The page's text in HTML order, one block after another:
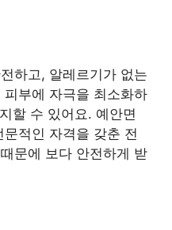
하고, 알레르기가 없는
부에 자극을 최소화하
할 수 있어요. 예안면
적인 자격을 갖춘 전
문에 보다 안전하게 받